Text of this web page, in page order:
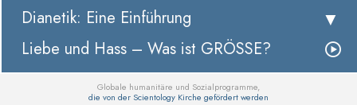
Dianetik: Eine Einführung
Liebe und Hass – Was ist GRÖSSE?
Globale humanitäre und Sozialprogramme,
die von der Scientology Kirche gefördert werden